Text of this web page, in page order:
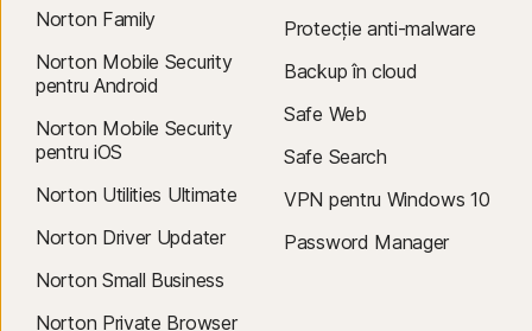
Norton Family
Norton Mobile Security
pentru Android
Norton Mobile Security
pentru iOS
Norton Utilities Ultimate
Norton Driver Updater
Norton Small Business
Norton Private Browser
Protecție anti-malware
Backup în cloud
Safe Web
Safe Search
VPN pentru Windows 10
Password Manager